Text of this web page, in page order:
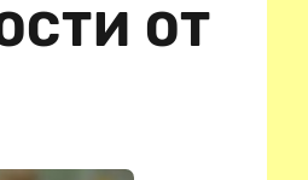
ОТ